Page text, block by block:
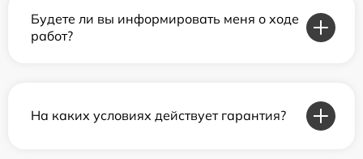
Будете ли вы информировать меня о ходе
работ?
На каких условиях действует гарантия?